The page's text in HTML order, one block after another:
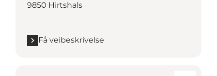
9850 Hirtshals
Få veibeskrivelse